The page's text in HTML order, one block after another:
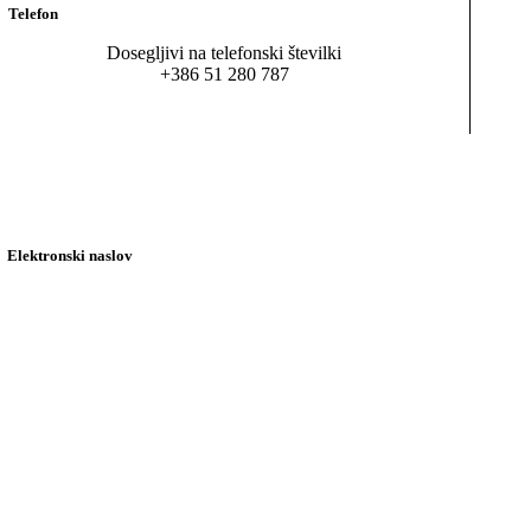
Telefon
Dosegljivi na telefonski številki
+386 51 280 787
Elektronski naslov